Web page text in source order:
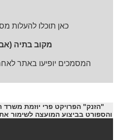
כאן תוכלו להעלות
מקוב בתיה
המסמכים יופיעו באתר
"הזנק" הפרויקט פרי יוזמת
והספורט בביצוע המועצה לשימור